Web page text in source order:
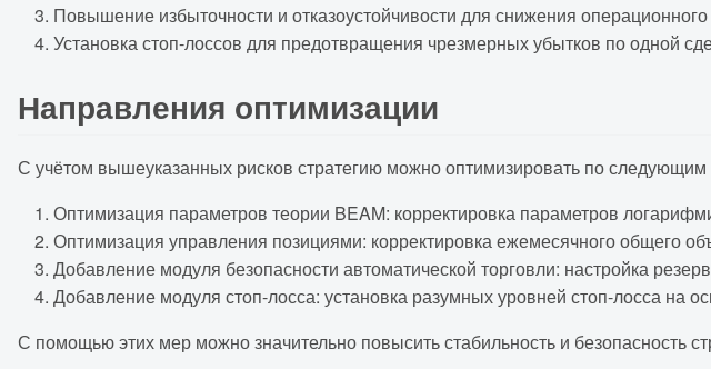
Повышение избыточности и отказоустойчивости для снижения операционного
Установка стоп-лоссов для предотвращения чрезмерных убытков по одной
Направления оптимизации
С учётом вышеуказанных рисков стратегию можно оптимизировать по
Оптимизация параметров теории BEAM: корректировка параметров
Оптимизация управления позициями: корректировка ежемесячного общего
Добавление модуля безопасности автоматической торговли: настройка
Добавление модуля стоп-лосса: установка разумных уровней стоп-лосса на
С помощью этих мер можно значительно повысить стабильность и безопасность